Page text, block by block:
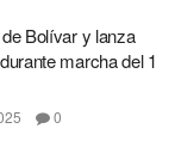
Bolívar y lanza
marcha del 1
0